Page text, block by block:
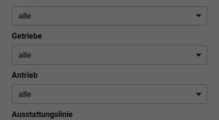
Getriebe
Antrieb
Ausstattungslinie